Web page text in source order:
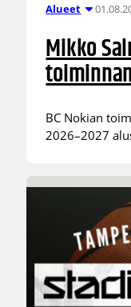
Alueet
Mikko
BC Nokian
2026–2027